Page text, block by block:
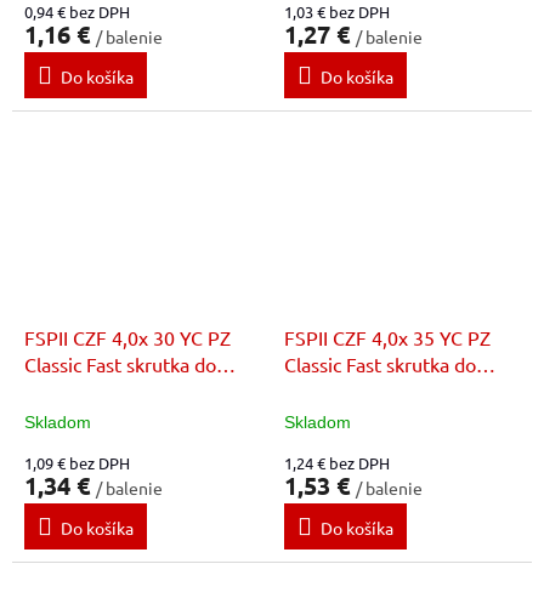
0,94 € bez DPH
1,16 € / balenie
Do košíka
1,03 € bez DPH
1,27 € / balenie
Do košíka
FSPII CZF 4,0x 30 YC PZ
Classic Fast skrutka do
Skladom
1,09 € bez DPH
1,34 € / balenie
Do košíka
FSPII CZF 4,0x 35 YC PZ
Classic Fast skrutka do
Skladom
1,24 € bez DPH
1,53 € / balenie
Do košíka